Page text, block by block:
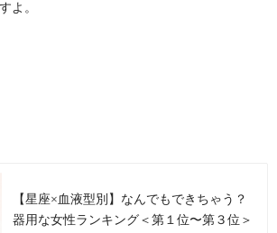
よ。
【星座×血液型別】なんでもできちゃう？
器用な女性ランキング＜第１位〜第３位＞